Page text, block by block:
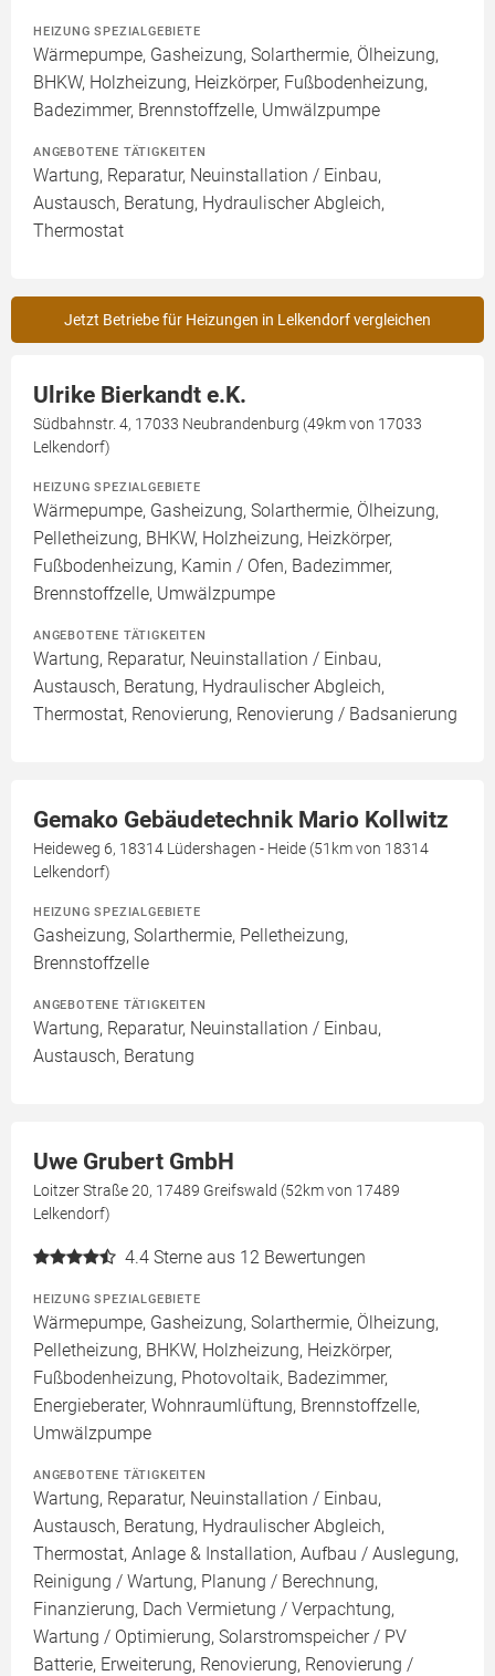
HEIZUNG SPEZIALGEBIETE
Wärmepumpe, Gasheizung, Solarthermie, Ölheizung,
BHKW, Holzheizung, Heizkörper, Fußbodenheizung,
Badezimmer, Brennstoffzelle, Umwälzpumpe
ANGEBOTENE TÄTIGKEITEN
Wartung, Reparatur, Neuinstallation / Einbau,
Austausch, Beratung, Hydraulischer Abgleich,
Thermostat
Jetzt Betriebe für Heizungen in Lelkendorf vergleichen
Ulrike Bierkandt e.K.
Südbahnstr. 4, 17033 Neubrandenburg (49km von 17033
Lelkendorf)
HEIZUNG SPEZIALGEBIETE
Wärmepumpe, Gasheizung, Solarthermie, Ölheizung,
Pelletheizung, BHKW, Holzheizung, Heizkörper,
Fußbodenheizung, Kamin / Ofen, Badezimmer,
Brennstoffzelle, Umwälzpumpe
ANGEBOTENE TÄTIGKEITEN
Wartung, Reparatur, Neuinstallation / Einbau,
Austausch, Beratung, Hydraulischer Abgleich,
Thermostat, Renovierung, Renovierung / Badsanierung
Gemako Gebäudetechnik Mario Kollwitz
Heideweg 6, 18314 Lüdershagen - Heide (51km von 18314
Lelkendorf)
HEIZUNG SPEZIALGEBIETE
Gasheizung, Solarthermie, Pelletheizung,
Brennstoffzelle
ANGEBOTENE TÄTIGKEITEN
Wartung, Reparatur, Neuinstallation / Einbau,
Austausch, Beratung
Uwe Grubert GmbH
Loitzer Straße 20, 17489 Greifswald (52km von 17489
Lelkendorf)
4.4 Sterne aus 12 Bewertungen
HEIZUNG SPEZIALGEBIETE
Wärmepumpe, Gasheizung, Solarthermie, Ölheizung,
Pelletheizung, BHKW, Holzheizung, Heizkörper,
Fußbodenheizung, Photovoltaik, Badezimmer,
Energieberater, Wohnraumlüftung, Brennstoffzelle,
Umwälzpumpe
ANGEBOTENE TÄTIGKEITEN
Wartung, Reparatur, Neuinstallation / Einbau,
Austausch, Beratung, Hydraulischer Abgleich,
Thermostat, Anlage & Installation, Aufbau / Auslegung,
Reinigung / Wartung, Planung / Berechnung,
Finanzierung, Dach Vermietung / Verpachtung,
Wartung / Optimierung, Solarstromspeicher / PV
Batterie, Erweiterung, Renovierung, Renovierung /